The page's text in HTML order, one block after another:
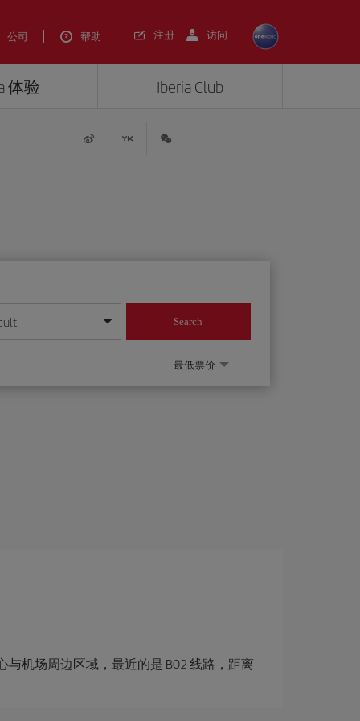
公司 帮助 注册 访问
体验 Iberia Club
Search
最低票价
机场周边区域，最近的是 B02 线路，距离